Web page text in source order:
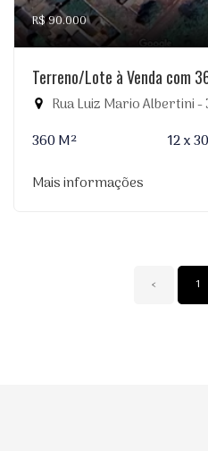
R$ 90.000
Terreno/Lote à Venda com
Rua Luiz Mario Albertini -
360 M²
12 x
Mais informações
‹ 1